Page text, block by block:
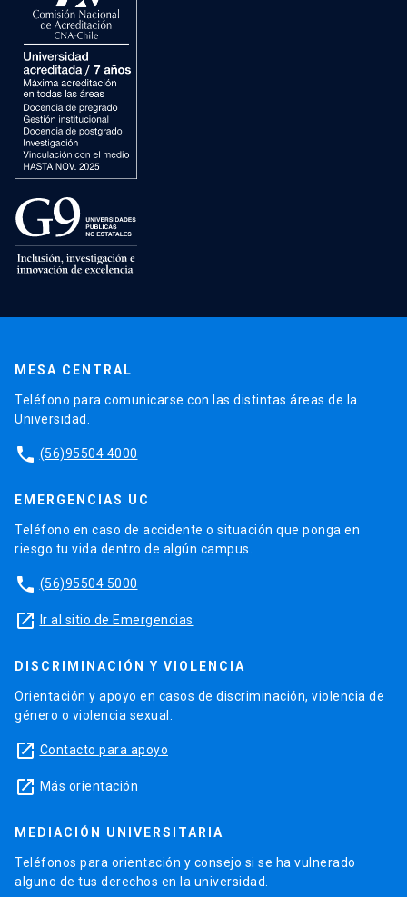
MESA CENTRAL
Teléfono para comunicarse con las distintas áreas de la
Universidad.
phone (56)95504 4000
EMERGENCIAS UC
Teléfono en caso de accidente o situación que ponga en
riesgo tu vida dentro de algún campus.
phone (56)95504 5000
launch Ir al sitio de Emergencias
DISCRIMINACIÓN Y VIOLENCIA
Orientación y apoyo en casos de discriminación, violencia de
género o violencia sexual.
launch Contacto para apoyo
launch Más orientación
MEDIACIÓN UNIVERSITARIA
Teléfonos para orientación y consejo si se ha vulnerado
alguno de tus derechos en la universidad.